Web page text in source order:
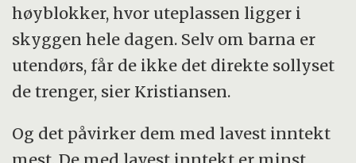
høyblokker, hvor uteplassen ligger i
skyggen hele dagen. Selv om barna er
utendørs, får de ikke det direkte sollyset
de trenger, sier Kristiansen.
Og det påvirker dem med lavest inntekt